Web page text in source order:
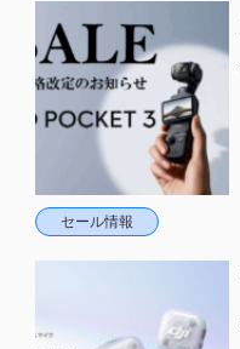
セール情報